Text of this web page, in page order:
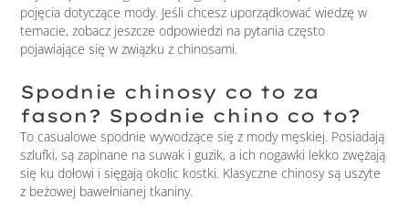
pojęcia dotyczące mody. Jeśli chcesz uporządkować wiedzę w
temacie, zobacz jeszcze odpowiedzi na pytania często
pojawiające się w związku z chinosami.
Spodnie chinosy co to za
fason? Spodnie chino co to?
To casualowe spodnie wywodzące się z mody męskiej. Posiadają
szlufki, są zapinane na suwak i guzik, a ich nogawki lekko zwężają
się ku dołowi i sięgają okolic kostki. Klasyczne chinosy są uszyte
z beżowej bawełnianej tkaniny.